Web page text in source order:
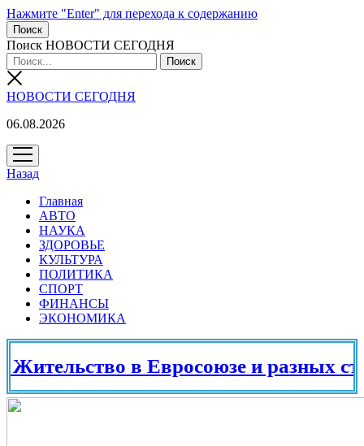
Нажмите "Enter" для перехода к содержанию
Поиск
Поиск НОВОСТИ СЕГОДНЯ
НОВОСТИ СЕГОДНЯ
06.08.2026
открыть
меню
Назад
Главная
АВТО
НАУКА
ЗДОРОВЬЕ
КУЛЬТУРА
ПОЛИТИКА
СПОРТ
ФИНАНСЫ
ЭКОНОМИКА
в Евросоюзе и разных странах